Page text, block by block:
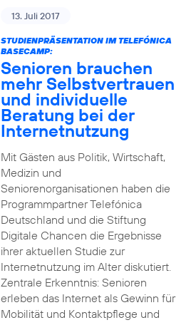
13. Juli 2017
STUDIENPRÄSENTATION IM TELEFÓNICA
BASECAMP:
Senioren brauchen
mehr Selbstvertrauen
und individuelle
Beratung bei der
Internetnutzung
Mit Gästen aus Politik, Wirtschaft,
Medizin und
Seniorenorganisationen haben die
Programmpartner Telefónica
Deutschland und die Stiftung
Digitale Chancen die Ergebnisse
ihrer aktuellen Studie zur
Internetnutzung im Alter diskutiert.
Zentrale Erkenntnis: Senioren
erleben das Internet als Gewinn für
Mobilität und Kontaktpflege und